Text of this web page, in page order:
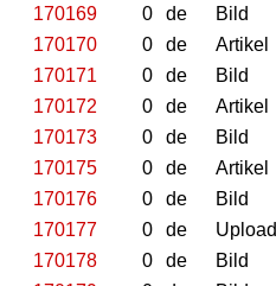
170169
0 de Bild
170170
0 de Artikel
170171
0 de Bild
170172
0 de Artikel
170173
0 de Bild
170175
0 de Artikel
170176
0 de Bild
170177
0 de Upload
170178
0 de Bild